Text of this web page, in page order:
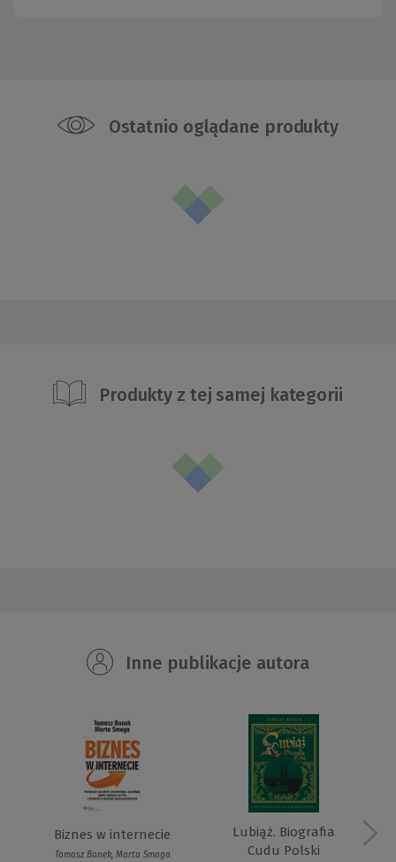
Ostatnio oglądane produkty
Produkty z tej samej kategorii
Inne publikacje autora
Biznes w internecie
Tomasz Bonek, Marta Smaga
Lubiąż. Biografia
Cudu Polski